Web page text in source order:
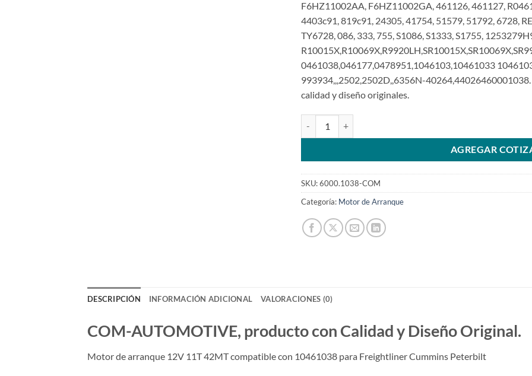
F6HZ11002AA, F6HZ11002GA, 461126, 461127,
4403c91, 819c91, 24305, 41754, 51579, 51792, 6728,
TY6728, 086, 333, 755, S1086, S1333, S1755,
0461038,046177,0478951,1046103,10461033
993934,,,2502,2502D,,6356N-
calidad y diseño originales.
AGREGAR
SKU:6000.1038-COM
Categoría: Motor de Arranque
DESCRIPCIÓN INFORMACIÓN ADICIONAL VALORACIONES (0)
COM-AUTOMOTIVE, producto con Calidad y Diseño Original.
Motor de arranque 12V 11T 42MT compatible con 10461038 para Freightliner Cummins Peterbilt